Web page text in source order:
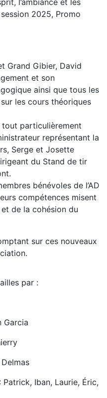
l’ambiance et les
2025, Promo
Grand Gibier, David
et son
ainsi que tous les
les cours théoriques
tout particulièrement
représentant la
Serge et Josette
du Stand de tir
bénévoles de l’AD
compétences misent
de la cohésion du
sur ces nouveaux
par :
Garcia
: Patrick, Iban, Laurie, Éric,